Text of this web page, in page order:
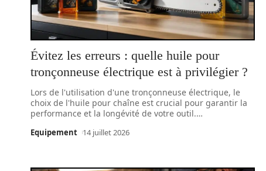
Évitez les erreurs : quelle huile pour
tronçonneuse électrique est à privilégier ?
Lors de l'utilisation d'une tronçonneuse électrique, le
choix de l'huile pour chaîne est crucial pour garantir la
performance et la longévité de votre outil.…
Equipement 14 juillet 2026